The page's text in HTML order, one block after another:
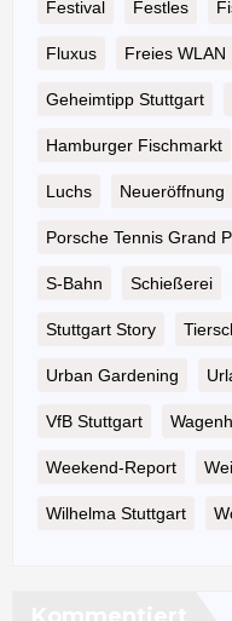
Festival Festles
Fluxus Freies WLAN
Geheimtipp Stuttgart
Hamburger Fischmarkt
Luchs Neueröffnung
Porsche Tennis Grand
S-Bahn Schießerei
Stuttgart Story
Urban Gardening
VfB Stuttgart
Weekend-Report
Wilhelma Stuttgart